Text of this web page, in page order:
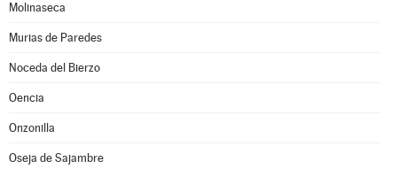
Molinaseca
Murias de Paredes
Noceda del Bierzo
Oencia
Onzonilla
Oseja de Sajambre